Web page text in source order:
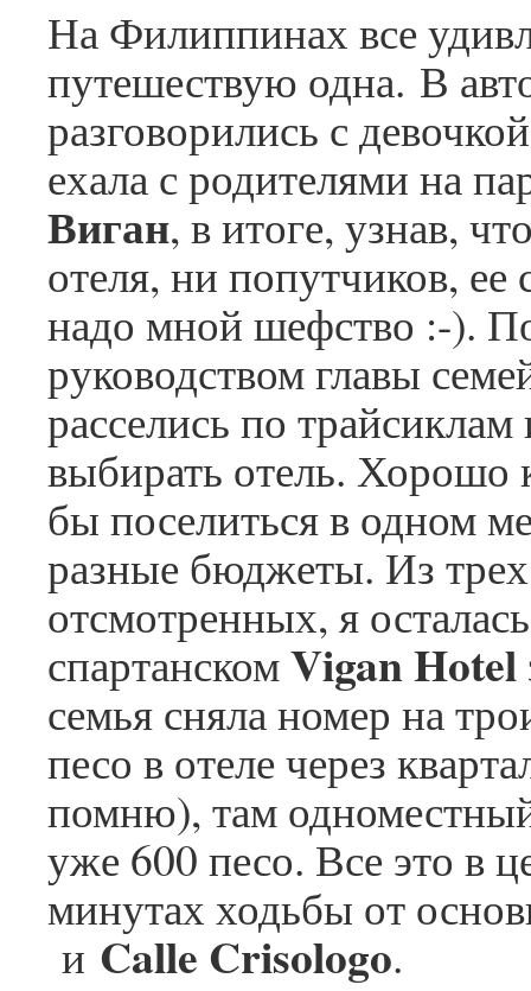
На Филиппинах все
путешествую одна. В
разговорились с
ехала с родителями на
Виган, в итоге, узнав,
отеля, ни попутчиков, ее
надо мной шефство :-).
руководством главы
расселись по
выбирать отель. Хорошо
бы поселиться в одном
разные бюджеты. Из трех
отсмотренных, я
спартанскомVigan Hotel
семья сняла номер на
песо в отеле через
помню), там
уже 600 песо. Все это в
минутах ходьбы от
и Calle Crisologo.